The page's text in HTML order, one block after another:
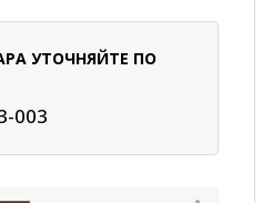
УТОЧНЯЙТЕ ПО
003